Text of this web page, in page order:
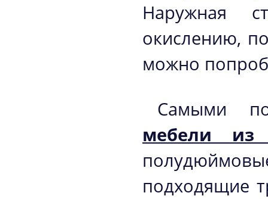
Наружная
окислению,
можно
Самыми
мебели из
подходящие